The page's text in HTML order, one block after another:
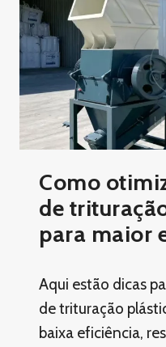
Como
de
para maior
Aqui estão dicas
de trituração
baixa eficiência,